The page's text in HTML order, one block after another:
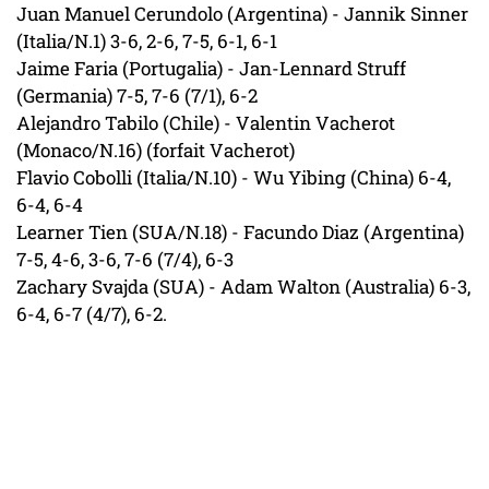
Juan Manuel Cerundolo (Argentina) - Jannik Sinner
(Italia/N.1) 3-6, 2-6, 7-5, 6-1, 6-1
Jaime Faria (Portugalia) - Jan-Lennard Struff
(Germania) 7-5, 7-6 (7/1), 6-2
Alejandro Tabilo (Chile) - Valentin Vacherot
(Monaco/N.16) (forfait Vacherot)
Flavio Cobolli (Italia/N.10) - Wu Yibing (China) 6-4,
6-4, 6-4
Learner Tien (SUA/N.18) - Facundo Diaz (Argentina)
7-5, 4-6, 3-6, 7-6 (7/4), 6-3
Zachary Svajda (SUA) - Adam Walton (Australia) 6-3,
6-4, 6-7 (4/7), 6-2.